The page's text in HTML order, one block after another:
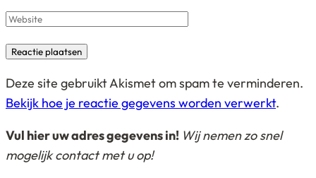
Website
Deze site gebruikt Akismet om spam te verminderen.
Bekijk hoe je reactie gegevens worden verwerkt.
Vul hier uw adres gegevens in! Wij nemen zo snel
mogelijk contact met u op!